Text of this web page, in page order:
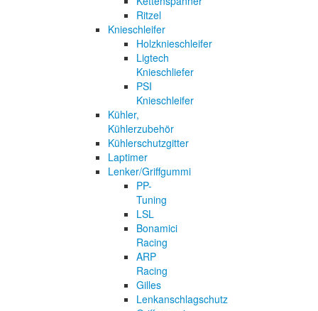
Ritzel
Knieschleifer
Holzknieschleifer
Ligtech
Knieschliefer
PSI
Knieschleifer
Kühler,
Kühlerzubehör
Kühlerschutzgitter
Laptimer
Lenker/Griffgummi
PP-
Tuning
LSL
Bonamici
Racing
ARP
Racing
Gilles
Lenkanschlagschutz